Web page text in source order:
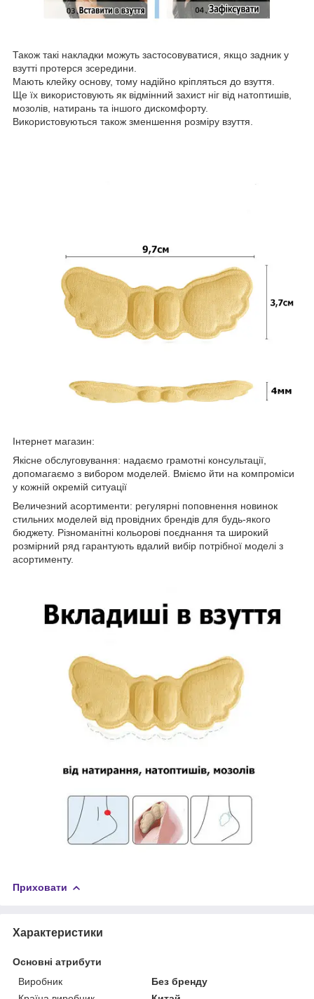
Також такі накладки можуть застосовуватися, якщо задник у
взутті протерся зсередини.
Мають клейку основу, тому надійно кріпляться до взуття.
Ще їх використовують як відмінний захист ніг від натоптишів,
мозолів, натирань та іншого дискомфорту.
Використовуються також зменшення розміру взуття.
Інтернет магазин:
Якісне обслуговування: надаємо грамотні консультації,
допомагаємо з вибором моделей. Вміємо йти на компроміси
у кожній окремій ситуації
Величезний асортименти: регулярні поповнення новинок
стильних моделей від провідних брендів для будь-якого
бюджету. Різноманітні кольорові поєднання та широкий
розмірний ряд гарантують вдалий вибір потрібної моделі з
асортименту.
Приховати
Характеристики
Основні атрибути
Виробник
Без бренду